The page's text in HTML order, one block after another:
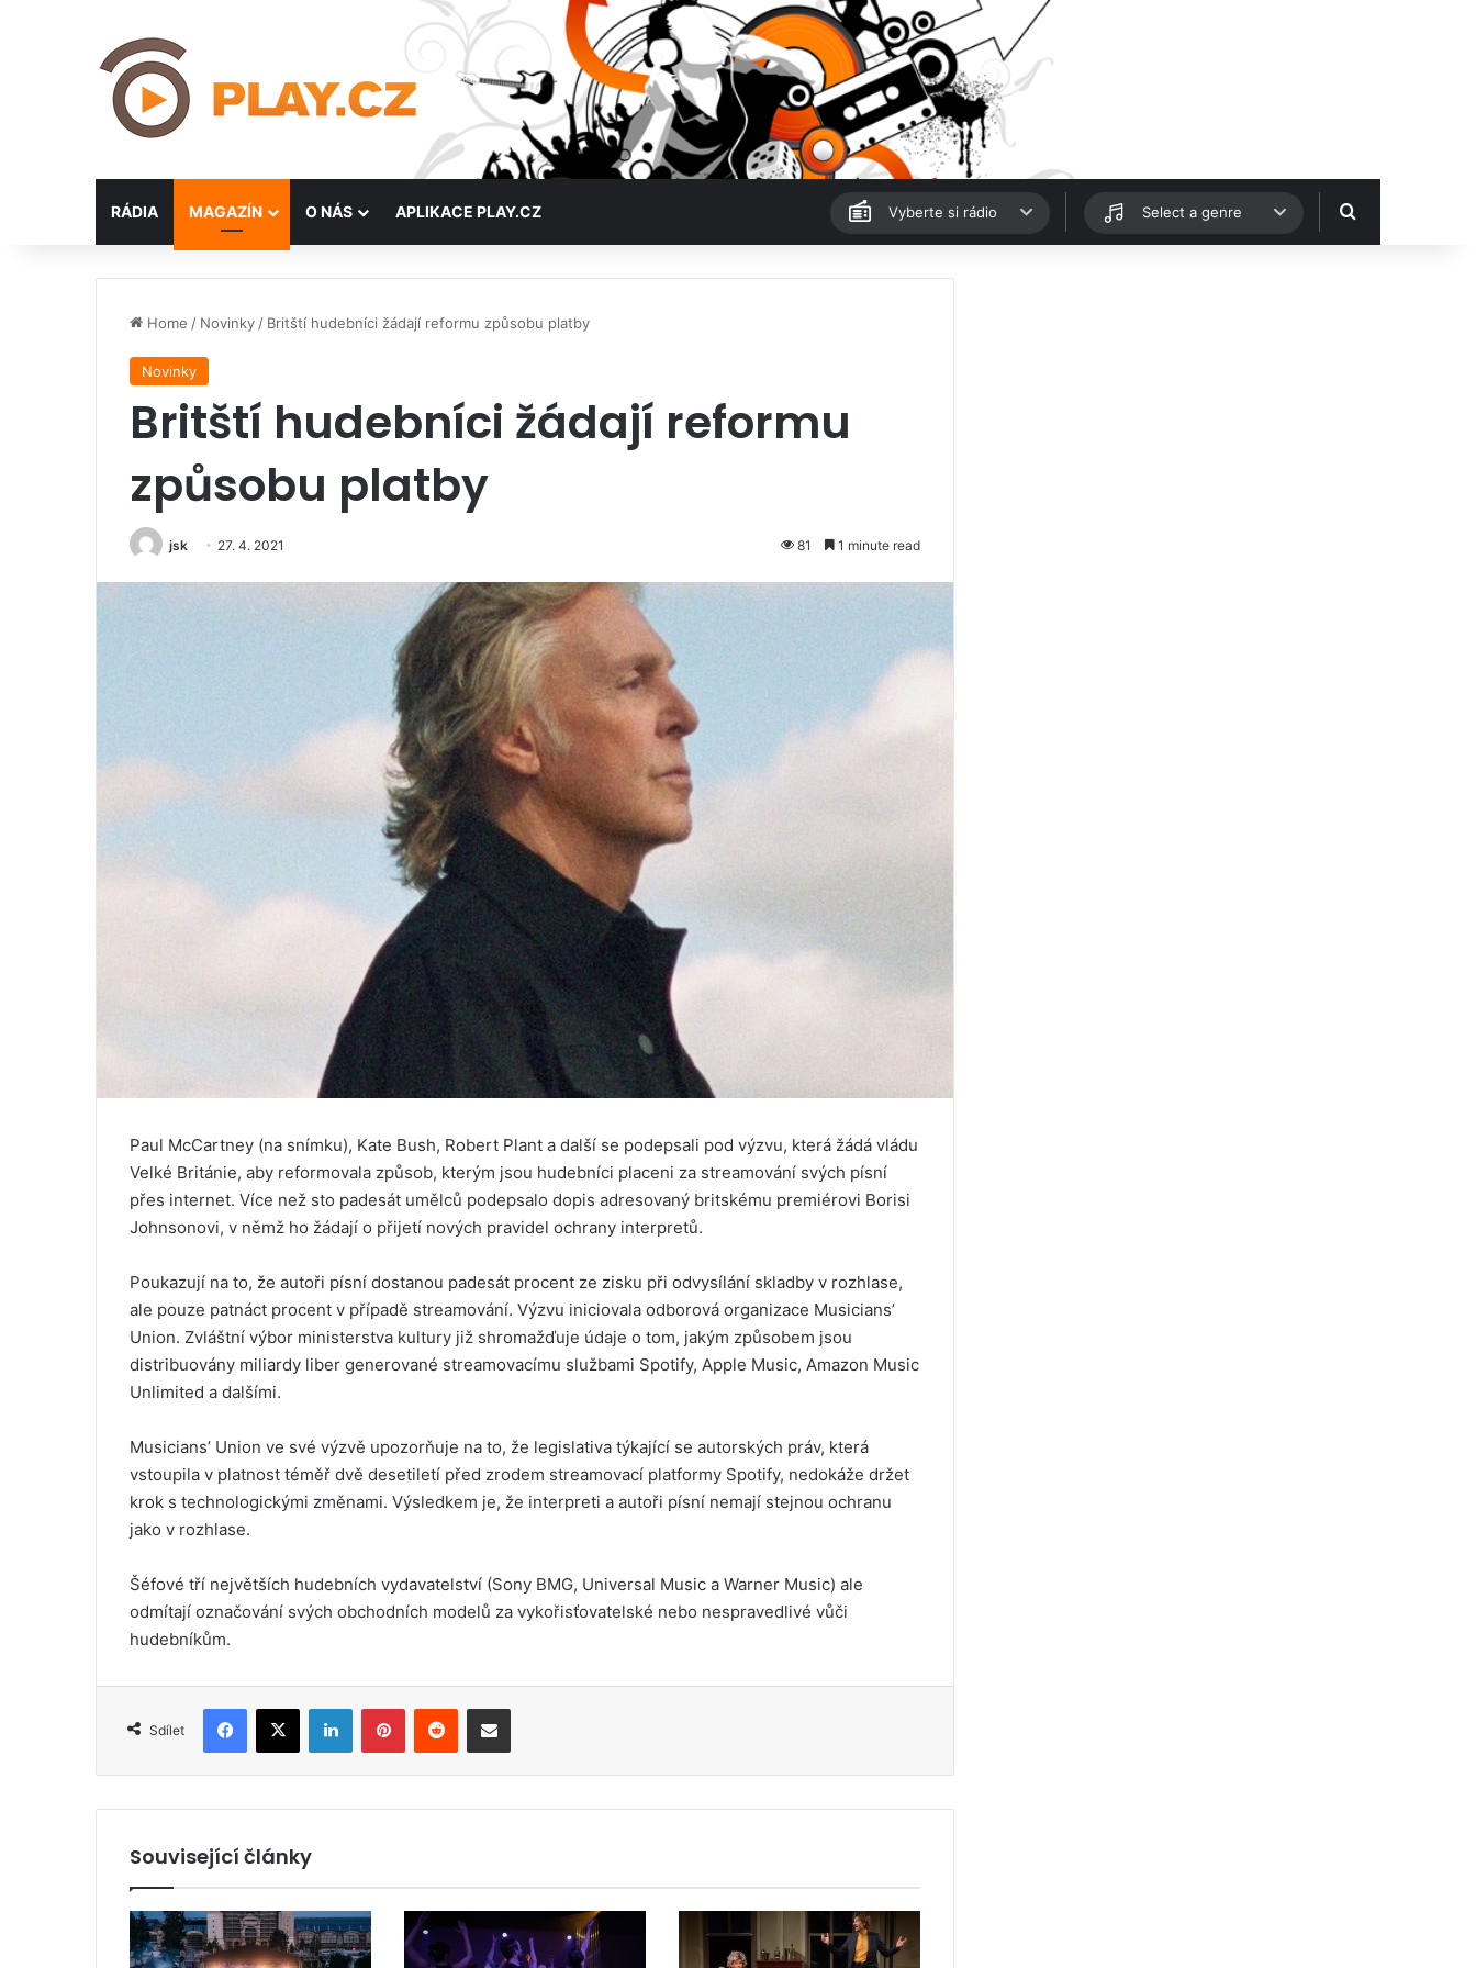
RÁDIA MAGAZÍN O NÁS APLIKACE PLAY.CZ Vyberte si rádio Select a genre Hledat
Home / Novinky / Britští hudebníci žádají reformu způsobu platby
Novinky
Britští hudebníci žádají reformu
způsobu platby
jsk 27. 4. 2021 81 1 minute read
Paul McCartney (na snímku), Kate Bush, Robert Plant a další se podepsali pod výzvu, která žádá vládu
Velké Británie, aby reformovala způsob, kterým jsou hudebníci placeni za streamování svých písní
přes internet. Více než sto padesát umělců podepsalo dopis adresovaný britskému premiérovi Borisi
Johnsonovi, v němž ho žádají o přijetí nových pravidel ochrany interpretů.
Poukazují na to, že autoři písní dostanou padesát procent ze zisku při odvysílání skladby v rozhlase,
ale pouze patnáct procent v případě streamování. Výzvu iniciovala odborová organizace Musicians’
Union. Zvláštní výbor ministerstva kultury již shromažďuje údaje o tom, jakým způsobem jsou
distribuovány miliardy liber generované streamovacímu službami Spotify, Apple Music, Amazon Music
Unlimited a dalšími.
Musicians’ Union ve své výzvě upozorňuje na to, že legislativa týkající se autorských práv, která
vstoupila v platnost téměř dvě desetiletí před zrodem streamovací platformy Spotify, nedokáže držet
krok s technologickými změnami. Výsledkem je, že interpreti a autoři písní nemají stejnou ochranu
jako v rozhlase.
Šéfové tří největších hudebních vydavatelství (Sony BMG, Universal Music a Warner Music) ale
odmítají označování svých obchodních modelů za vykořisťovatelské nebo nespravedlivé vůči
hudebníkům.
Sdílet
Související články